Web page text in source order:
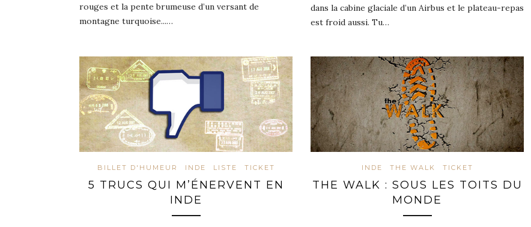
rouges et la pente brumeuse d’un versant de
montagne turquoise...…
dans la cabine glaciale d’un Airbus et le plateau-repas
est froid aussi. Tu…
BILLET D'HUMEUR INDE LISTE TICKET
5 TRUCS QUI M’ÉNERVENT EN
INDE
INDE THE WALK TICKET
THE WALK : SOUS LES TOITS DU
MONDE